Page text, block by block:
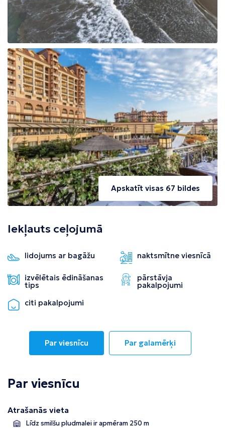
Apskatīt visas 67 bildes
Iekļauts ceļojumā
lidojums ar bagāžu naktsmītne viesnīcā
izvēlētais ēdināšanas
tips
pārstāvja
pakalpojumi
citi pakalpojumi
Par viesnīcu Par galamērķi
Par viesnīcu
Atrašanās vieta
Līdz smilšu pludmalei ir apmēram 250 m